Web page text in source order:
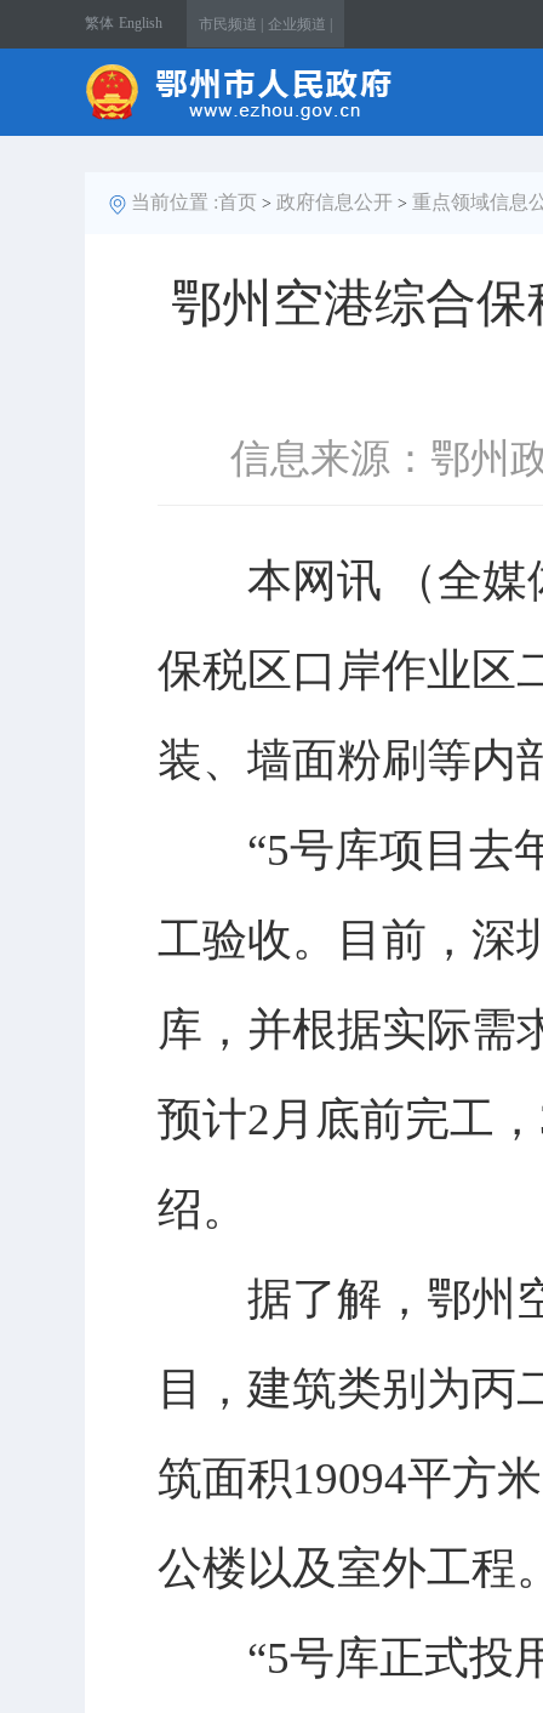
繁体 English 市民频道 | 企业频道 |
当前位置 :首页 > 政府信息公开 > 重点领域信息
鄂州空港综合
信息来源：鄂州
本网讯 （全媒
保税区口岸作业区
装、墙面粉刷等内
“5号库项目去年
工验收。目前，深
库，并根据实际需
预计2月底前完工
绍。
据了解，鄂州空
目，建筑类别为丙
筑面积19094平方
公楼以及室外工程
“5号库正式投用